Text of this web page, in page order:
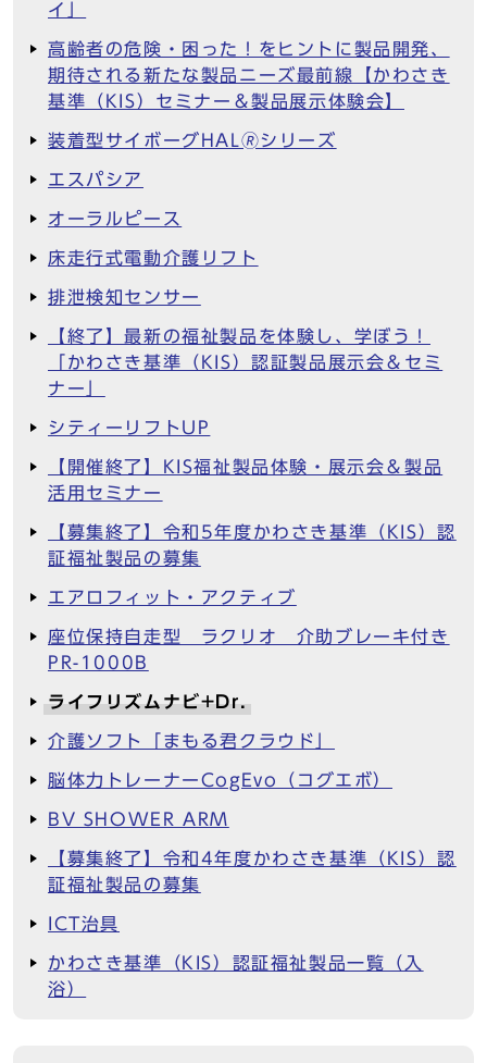
イ」
高齢者の危険・困った！をヒントに製品開発、
期待される新たな製品ニーズ最前線【かわさき
基準（KIS）セミナー＆製品展示体験会】
装着型サイボーグHAL🄬シリーズ
エスパシア
オーラルピース
床走行式電動介護リフト
排泄検知センサー
【終了】最新の福祉製品を体験し、学ぼう！
「かわさき基準（KIS）認証製品展示会＆セミ
ナー」
シティーリフトUP
【開催終了】KIS福祉製品体験・展示会＆製品
活用セミナー
【募集終了】令和5年度かわさき基準（KIS）認
証福祉製品の募集
エアロフィット・アクティブ
座位保持自走型 ラクリオ 介助ブレーキ付き
PR-1000B
ライフリズムナビ+Dr.
介護ソフト「まもる君クラウド」
脳体力トレーナーCogEvo（コグエボ）
BV SHOWER ARM
【募集終了】令和4年度かわさき基準（KIS）認
証福祉製品の募集
ICT治具
かわさき基準（KIS）認証福祉製品一覧（入
浴）